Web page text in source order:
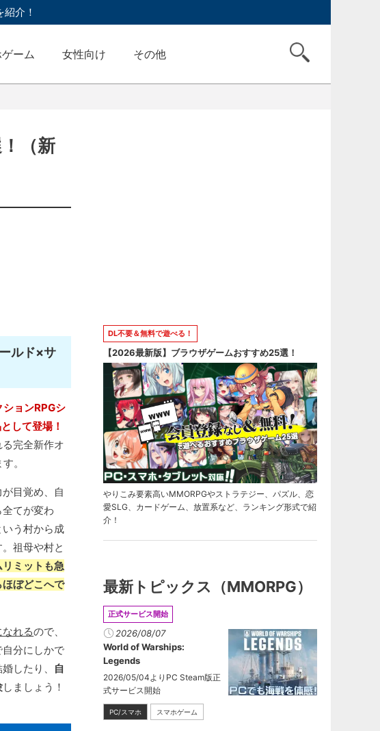
介！
ーム 女性向け その他
（新
ルド×サ
ションRPGシ
して登場！
完全新作オ
。
目覚め、自
てが変わ
う村から成
祖母や村と
リミットも急
ぼどこへで
なれるので、
分にしかで
したり、 自
しましょう！
DL不要＆無料で遊べる！
【2026最新版】ブラウザゲームおすすめ25選！
やりこみ要素高いMMORPGやストラテジー、パズル、恋
愛SLG、カードゲーム、放置系など、ランキング形式で紹
介！
最新トピックス（MMORPG）
正式サービス開始
2026/08/07
World of Warships:
Legends
2026/05/04よりPC Steam版正
式サービス開始
PC/スマホ スマホゲーム